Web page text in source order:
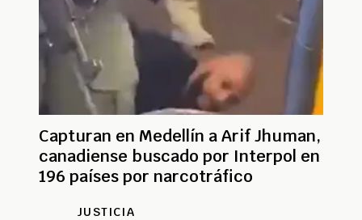
Capturan en Medellín a Arif Jhuman,
canadiense buscado por Interpol en
196 países por narcotráfico
JUSTICIA